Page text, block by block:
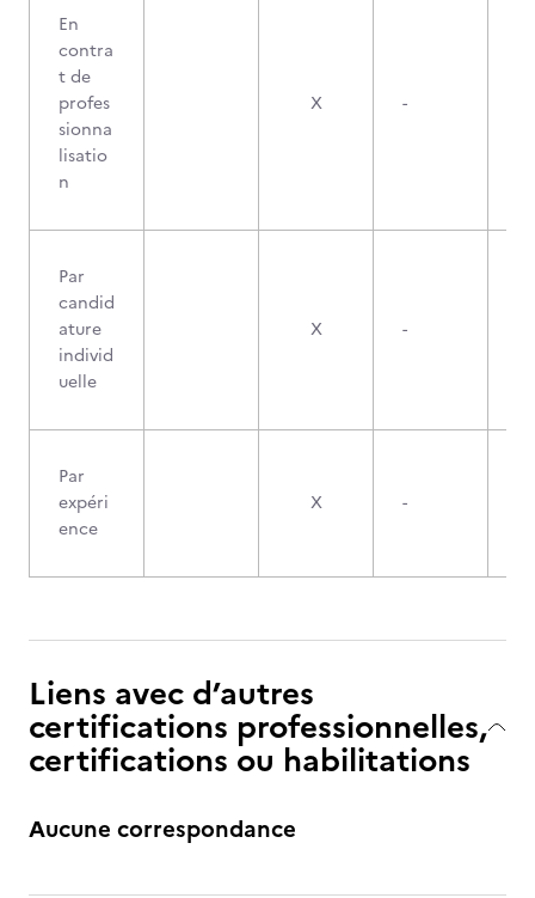
En
contra
t de
profes
sionna
lisatio
n
X -
Par
candid
ature
individ
uelle
X -
Par
expéri
ence
X -
Liens avec d’autres
certifications professionnelles,
certifications ou habilitations
Aucune correspondance